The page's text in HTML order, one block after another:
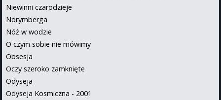
Niewinni czarodzieje
Norymberga
Nóż w wodzie
O czym sobie nie mówimy
Obsesja
Oczy szeroko zamknięte
Odyseja
Odyseja Kosmiczna - 2001